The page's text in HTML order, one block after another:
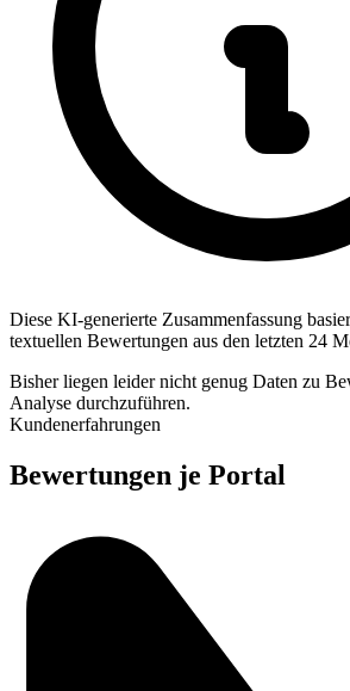
Diese KI-generierte Zusammenfassung
textuellen Bewertungen aus den letzten 24
Bisher liegen leider nicht genug Daten zu
Analyse durchzuführen.
Kundenerfahrungen
Bewertungen je Portal